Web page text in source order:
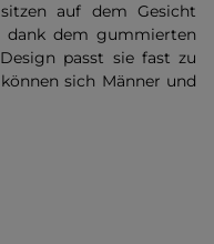
sitzen auf dem Gesicht
dank dem gummierten
passt sie fast zu
sich Männer und